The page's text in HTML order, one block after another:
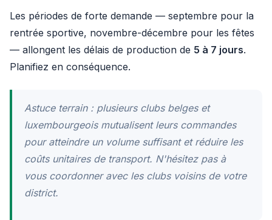
Les périodes de forte demande — septembre pour la
rentrée sportive, novembre-décembre pour les fêtes
— allongent les délais de production de 5 à 7 jours.
Planifiez en conséquence.
Astuce terrain : plusieurs clubs belges et
luxembourgeois mutualisent leurs commandes
pour atteindre un volume suffisant et réduire les
coûts unitaires de transport. N'hésitez pas à
vous coordonner avec les clubs voisins de votre
district.